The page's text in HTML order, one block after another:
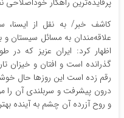
کاشف خبر/ به نقل از ایسنا،
علاقه‌مندان به مسائل سیستان و
اظهار کرد: ایران عزیز که در
گذرانده است و افتان و خیزان
رقم زده است این روزها حال
درون پیشرفت و سربلندی آن را
و روح آزرده آن چشم به آینده